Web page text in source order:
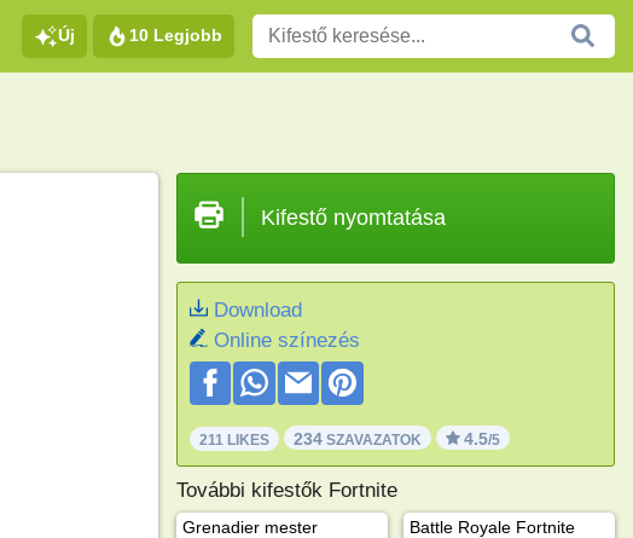
Új 10 Legjobb
Kifestő nyomtatása
Download
Online színezés
211 LIKES 234SZAVAZATOK 4.5/5
További kifestők Fortnite
Grenadier mester Battle Royale Fortnite